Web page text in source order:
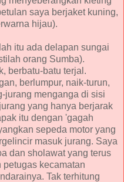
saya berjaket kuning,
hijau).
itu ada delapan sungai
orang Sumba).
berbatu-batu terjal.
berlumpur, naik-turun,
jurang menganga di sisi
yang hanya berjarak
itu dengan 'gagah
sepeda motor yang
masuk jurang. Saya
dan sholawat yang terus
kecamatan
Tak terhitung